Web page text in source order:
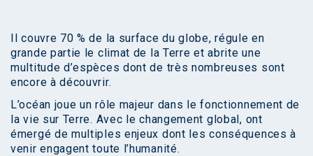
Il couvre 70 % de la surface du globe, régule en
grande partie le climat de la Terre et abrite une
multitude d’espèces dont de très nombreuses sont
encore à découvrir.
L’océan joue un rôle majeur dans le fonctionnement de
la vie sur Terre. Avec le changement global, ont
émergé de multiples enjeux dont les conséquences à
venir engagent toute l’humanité.